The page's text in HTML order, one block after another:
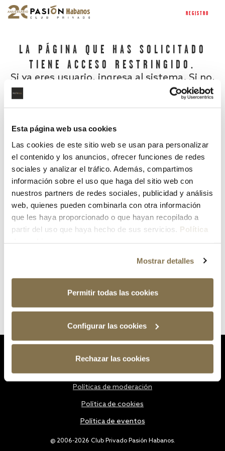
Esta página web usa cookies
Las cookies de este sitio web se usan para personalizar
el contenido y los anuncios, ofrecer funciones de redes
sociales y analizar el tráfico. Además, compartimos
información sobre el uso que haga del sitio web con
nuestros partners de redes sociales, publicidad y análisis
web, quienes pueden combinarla con otra información
que les haya proporcionado o que hayan recopilado a
partir del uso que haya hecho de sus servicios. Política
Mostrar detalles
Permitir todas las cookies
Configurar las cookies
Rechazar las cookies
REGISTRO
LA PÁGINA QUE HAS SOLICITADO
TIENE ACCESO RESTRINGIDO.
Si ya eres usuario, ingresa al sistema. Si no,
¿Has olvidado tu contraseña?
@ 2006-2026 Club Privado Pasión Habanos.
Políticas de moderación
Política de cookies
Política de eventos